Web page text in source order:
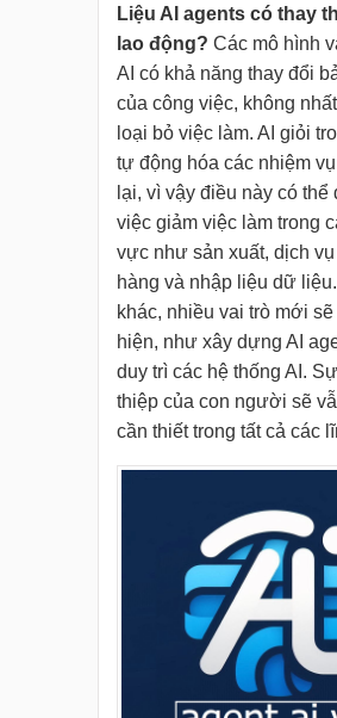
Liệu AI agents có thay
lao động? Các mô hình
AI có khả năng thay đổi
của công việc, không
loại bỏ việc làm. AI giỏi
tự động hóa các nhiệm
lại, vì vậy điều này có thể
việc giảm việc làm trong
vực như sản xuất, dịch
hàng và nhập liệu dữ
khác, nhiều vai trò mới sẽ
hiện, như xây dựng AI
duy trì các hệ thống AI.
thiệp của con người sẽ
cần thiết trong tất cả các